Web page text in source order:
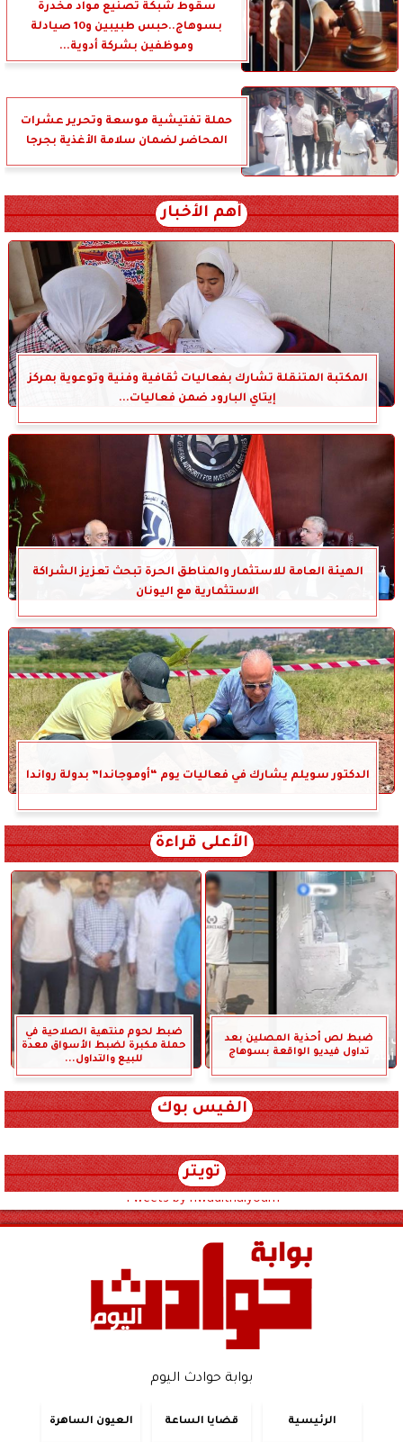
سقوط شبكة تصنيع مواد مخدرة
بسوهاج..حبس طبيبين و10 صيادلة
وموظفين بشركة أدوية...
حملة تفتيشية موسعة وتحرير عشرات
المحاضر لضمان سلامة الأغذية بجرجا
أهم الأخبار
المكتبة المتنقلة تشارك بفعاليات ثقافية وفنية وتوعوية بمركز
إيتاي البارود ضمن فعاليات...
الهيئة العامة للاستثمار والمناطق الحرة تبحث تعزيز الشراكة
الاستثمارية مع اليونان
الدكتور سويلم يشارك في فعاليات يوم “أوموجاندا” بدولة رواندا
الأعلى قراءة
ضبط لص أحذية المصلين بعد
تداول فيديو الواقعة بسوهاج
ضبط لحوم منتهية الصلاحية في
حملة مكبرة لضبط الأسواق معدة
للبيع والتداول...
الفيس بوك
تويتر
Tweets by hwadithalyoum
بوابة حوادث اليوم
الرئيسية قضايا الساعة العيون الساهرة